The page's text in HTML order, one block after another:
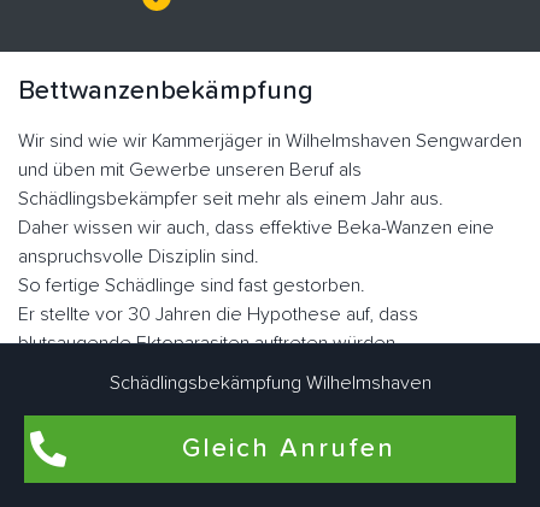
Bettwanzenbekämpfung
Wir sind wie wir Kammerjäger in Wilhelmshaven Sengwarden
und üben mit Gewerbe unseren Beruf als
Schädlingsbekämpfer seit mehr als einem Jahr aus.
Daher wissen wir auch, dass effektive Beka-Wanzen eine
anspruchsvolle Disziplin sind.
So fertige Schädlinge sind fast gestorben.
Er stellte vor 30 Jahren die Hypothese auf, dass
blutsaugende Ektoparasiten auftreten würden.
Heute erleben wir jedoch die rasante Ausbreitung von
Die Familie der Graswanzen hat sich im Laufe der Evolution
sehr gut angepasst.
Er hat seine Flügel verloren, seinen Körper, was dazu
Schädlingsbekämpfung Wilhelmshaven
Gleich Anrufen